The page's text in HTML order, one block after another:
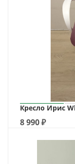
Кресло Ирис
8 990₽